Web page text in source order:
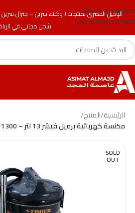
الوكيل الحصري لمنتجات ( وكلاء سرين – جنرال
شحن مجاني في
Skip to navigation
Skip to main content
الرئيسية/المنتج/
مكنسة كهربائية برميل فيشر 13 لتر – 1300 وات – اسود
SOLD
OUT